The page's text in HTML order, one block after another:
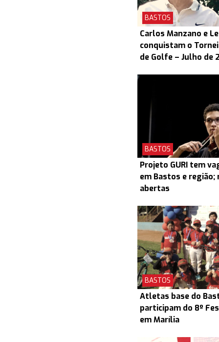
BASTOS
Carlos Manzano e
conquistam o
de Golfe – Julho de
BASTOS
Projeto GURI tem
em Bastos e
abertas
BASTOS
Atletas base do
participam do 8º
em Marília